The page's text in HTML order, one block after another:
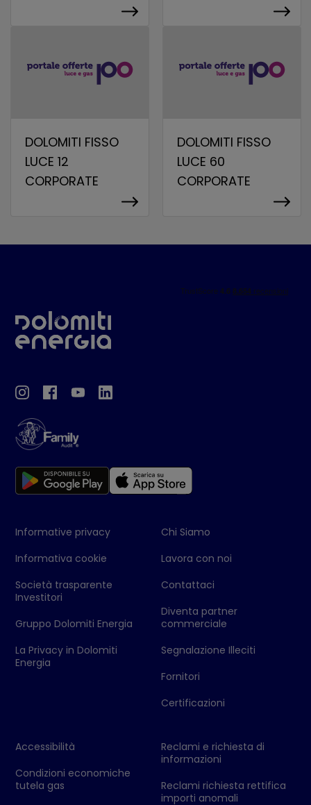
DOLOMITI FISSO
LUCE 12
CORPORATE
DOLOMITI FISSO
LUCE 60
CORPORATE
Informative privacy
Informativa cookie
Società trasparente
Investitori
Gruppo Dolomiti Energia
La Privacy in Dolomiti
Energia
Chi Siamo
Lavora con noi
Contattaci
Diventa partner
commerciale
Segnalazione Illeciti
Fornitori
Certificazioni
Accessibilità
Condizioni economiche
tutela gas
Reclami e richiesta di
informazioni
Reclami richiesta rettifica
importi anomali